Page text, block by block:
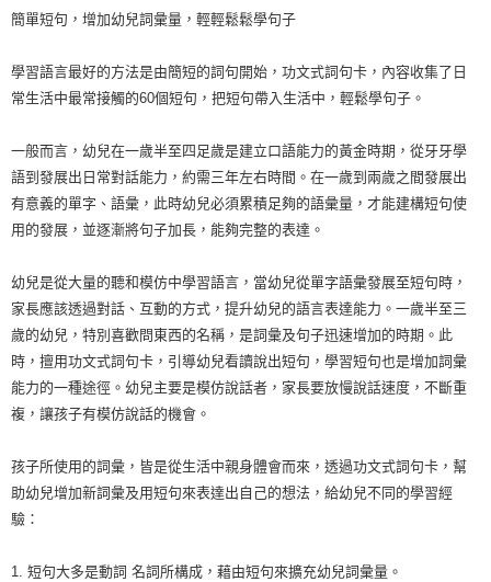
簡單短句，增加幼兒詞彙量，輕輕鬆鬆學句子
學習語言最好的方法是由簡短的詞句開始，功文式詞句卡，內容收集了日
常生活中最常接觸的60個短句，把短句帶入生活中，輕鬆學句子。
一般而言，幼兒在一歲半至四足歲是建立口語能力的黃金時期，從牙牙學
語到發展出日常對話能力，約需三年左右時間。在一歲到兩歲之間發展出
有意義的單字、語彙，此時幼兒必須累積足夠的語彙量，才能建構短句使
用的發展，並逐漸將句子加長，能夠完整的表達。
幼兒是從大量的聽和模仿中學習語言，當幼兒從單字語彙發展至短句時，
家長應該透過對話、互動的方式，提升幼兒的語言表達能力。一歲半至三
歲的幼兒，特別喜歡問東西的名稱，是詞彙及句子迅速增加的時期。此
時，擅用功文式詞句卡，引導幼兒看讀說出短句，學習短句也是增加詞彙
能力的一種途徑。幼兒主要是模仿說話者，家長要放慢說話速度，不斷重
複，讓孩子有模仿說話的機會。
孩子所使用的詞彙，皆是從生活中親身體會而來，透過功文式詞句卡，幫
助幼兒增加新詞彙及用短句來表達出自己的想法，給幼兒不同的學習經
驗：
1. 短句大多是動詞 名詞所構成，藉由短句來擴充幼兒詞彙量。